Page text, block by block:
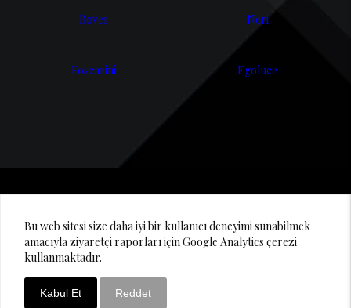
Bover Neri
Foscarini Egoluce
Bu web sitesi size daha iyi bir kullanıcı deneyimi sunabilmek
amacıyla ziyaretçi raporları için Google Analytics çerezi
kullanmaktadır.
Kabul Et Reddet
© 2020 Lighting Design Studio